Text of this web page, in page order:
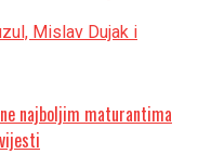
najboljim maturantima